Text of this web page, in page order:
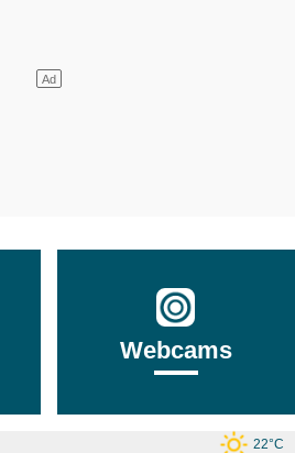
Webcams
22°C